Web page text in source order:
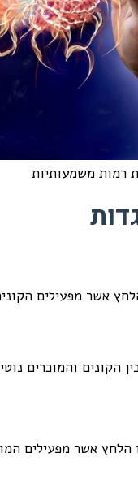
רמות משמעותיות
אשר מפעילים
הקונים והמוכרים
אשר מפעילים